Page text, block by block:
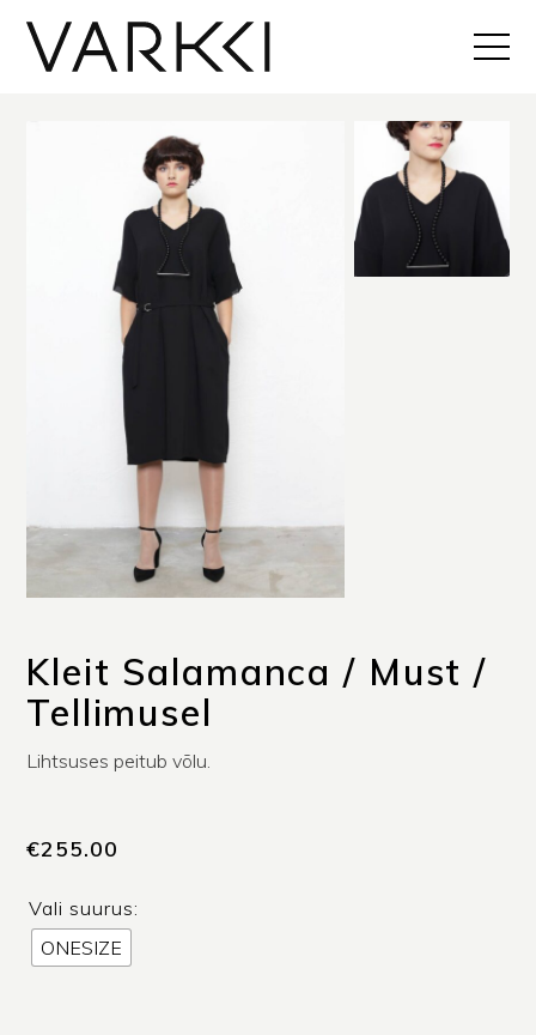
Kleit Salamanca / Must /
Tellimusel
Lihtsuses peitub võlu.
€255.00
Vali suurus:
ONESIZE